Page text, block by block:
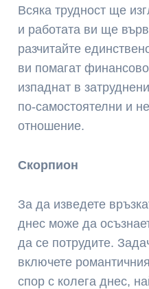
Всяка трудност ще
и работата ви ще
разчитайте
ви помагат
изпаднат в
по-самостоятелни и
отношение.
Скорпион
За да изведете
днес може да
да се потрудите.
включете
спор с колега днес,